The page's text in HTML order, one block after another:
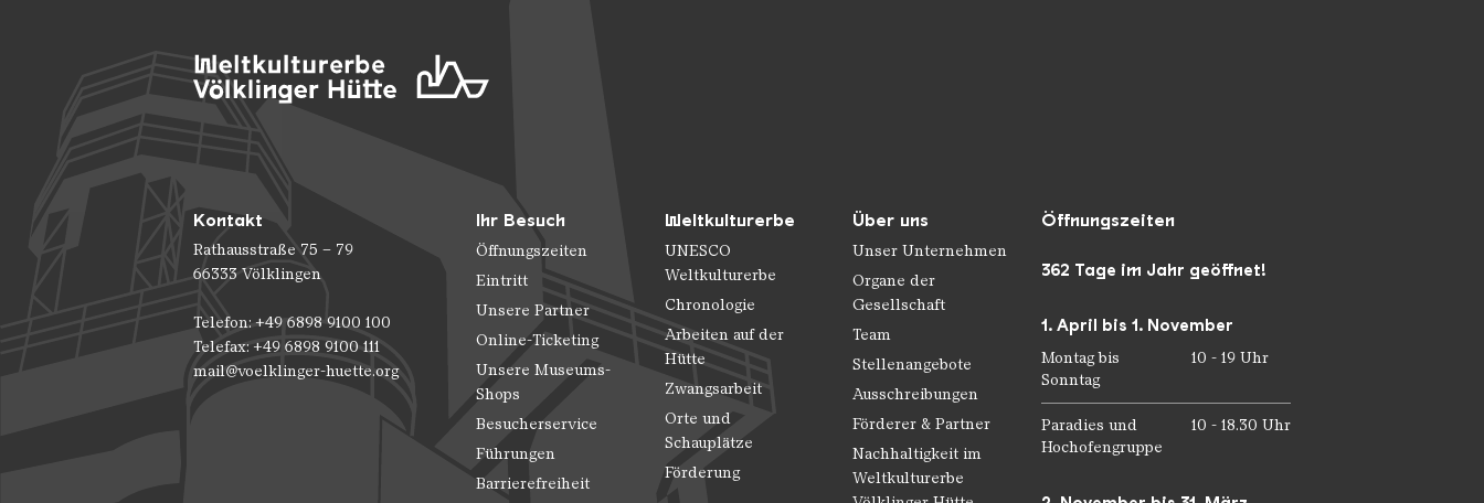
Kontakt
Rathausstraße 75 – 79
66333 Völklingen
Telefon: +49 6898 9100 100
Telefax: +49 6898 9100 111
mail@voelklinger-huette.org
Ihr Besuch
Öffnungszeiten
Eintritt
Unsere Partner
Online-Ticketing
Unsere Museums-
Shops
Besucherservice
Führungen
Barrierefreiheit
Weltkulturerbe
UNESCO
Weltkulturerbe
Chronologie
Arbeiten auf der
Hütte
Zwangsarbeit
Orte und
Schauplätze
Förderung
Über uns
Unser Unternehmen
Organe der
Gesellschaft
Team
Stellenangebote
Ausschreibungen
Förderer & Partner
Nachhaltigkeit im
Weltkulturerbe
Öffnungszeiten
362 Tage im Jahr geöffnet!
1. April bis 1. November
Montag bis
Sonntag
10 - 19 Uhr
Paradies und
Hochofengruppe
10 - 18.30 Uhr